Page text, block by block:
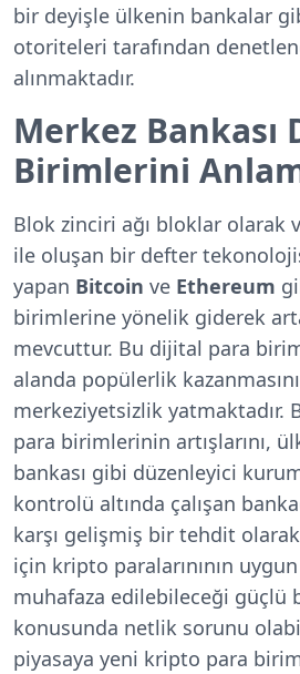
bir deyişle ülkenin bankalar
otoriteleri tarafından
alınmaktadır.
Merkez Bankası
Birimlerini
Blok zinciri ağı bloklar olarak
ile oluşan bir defter
yapan Bitcoin ve Ethereum
birimlerine yönelik giderek
mevcuttur. Bu dijital para
alanda popülerlik
merkeziyetsizlik yatmaktadır.
para birimlerinin artışlarını,
bankası gibi düzenleyici
kontrolü altında çalışan
karşı gelişmiş bir tehdit
için kripto paralarınının
muhafaza edilebileceği güçlü
konusunda netlik sorunu
piyasaya yeni kripto para